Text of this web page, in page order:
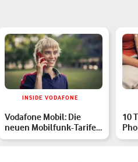
INSIDE VODAFONE
Vodafone Mobil: Die
neuen Mobilfunk-Tarife
von Vodafone im
10